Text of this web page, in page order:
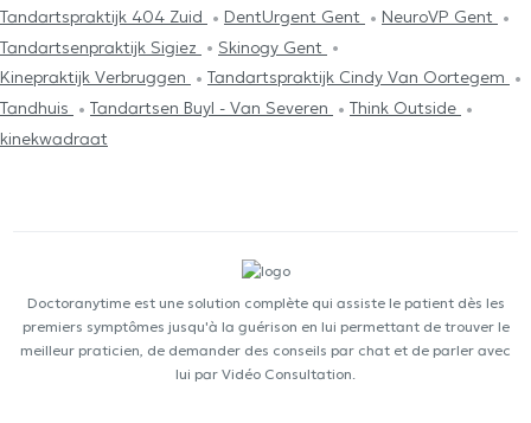
Tandartspraktijk 404 Zuid
DentUrgent Gent
NeuroVP Gent
Tandartsenpraktijk Sigiez
Skinogy Gent
Kinepraktijk Verbruggen
Tandartspraktijk Cindy Van Oortegem
Tandhuis
Tandartsen Buyl - Van Severen
Think Outside
kinekwadraat
Doctoranytime est une solution complète qui assiste le patient dès les
premiers symptômes jusqu'à la guérison en lui permettant de trouver le
meilleur praticien, de demander des conseils par chat et de parler avec
lui par Vidéo Consultation.